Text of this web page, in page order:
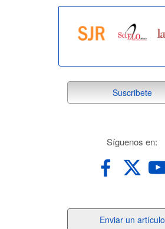
suscribete
Suscribete
Síguenos en:
Enviar un artículo